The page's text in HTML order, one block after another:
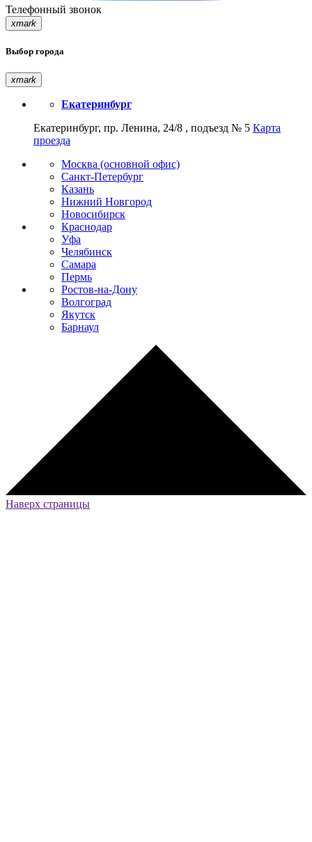
Телефонный звонок
xmark
Выбор города
xmark
Екатеринбург
Екатеринбург, пр. Ленина, 24/8 , подъезд № 5 Карта
проезда
Москва (основной офис)
Санкт-Петербург
Казань
Нижний Новгород
Новосибирск
Краснодар
Уфа
Челябинск
Самара
Пермь
Ростов-на-Дону
Волгоград
Якутск
Барнаул
Наверх страницы